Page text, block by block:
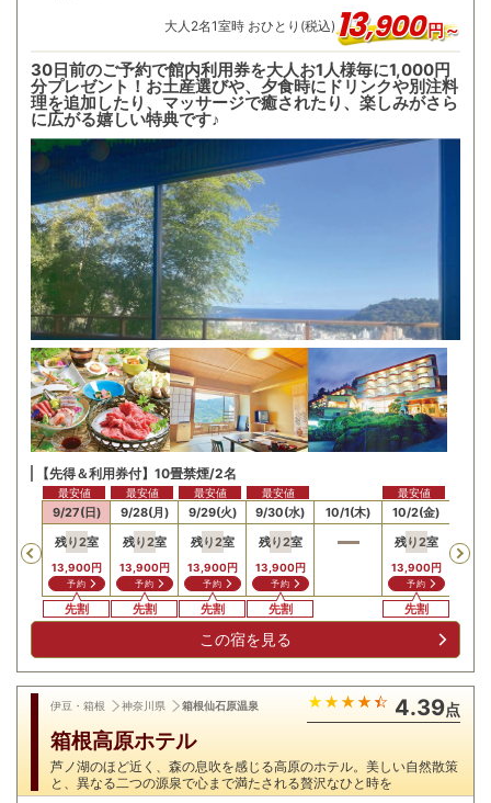
大人 2名1室時 おひとり(税込)13,900円～
30日前のご予約で館内利用券を大人お1人様毎に1,000円
分プレゼント！お土産選びや、夕食時にドリンクや別注料
理を追加したり、マッサージで癒されたり、楽しみがさら
に広がる嬉しい特典です♪
【先得＆利用券付】10畳禁煙/2名
Previous
9/27(日)
残り2室
13,900円
予約
先割
最安値
9/28(月)
残り2室
13,900円
予約
先割
最安値
9/29(火)
残り2室
13,900円
予約
先割
最安値
9/30(水)
残り2室
13,900円
予約
先割
最安値
10/1(木)
10/2(金)
残り2室
13,900円
予約
先割
最安値
この宿を見る
伊豆・箱根 神奈川県 箱根仙石原温泉 4.39点
箱根高原ホテル
芦ノ湖のほど近く、森の息吹を感じる高原のホテル。美しい自然散策
と、異なる二つの源泉で心まで満たされる贅沢なひと時を